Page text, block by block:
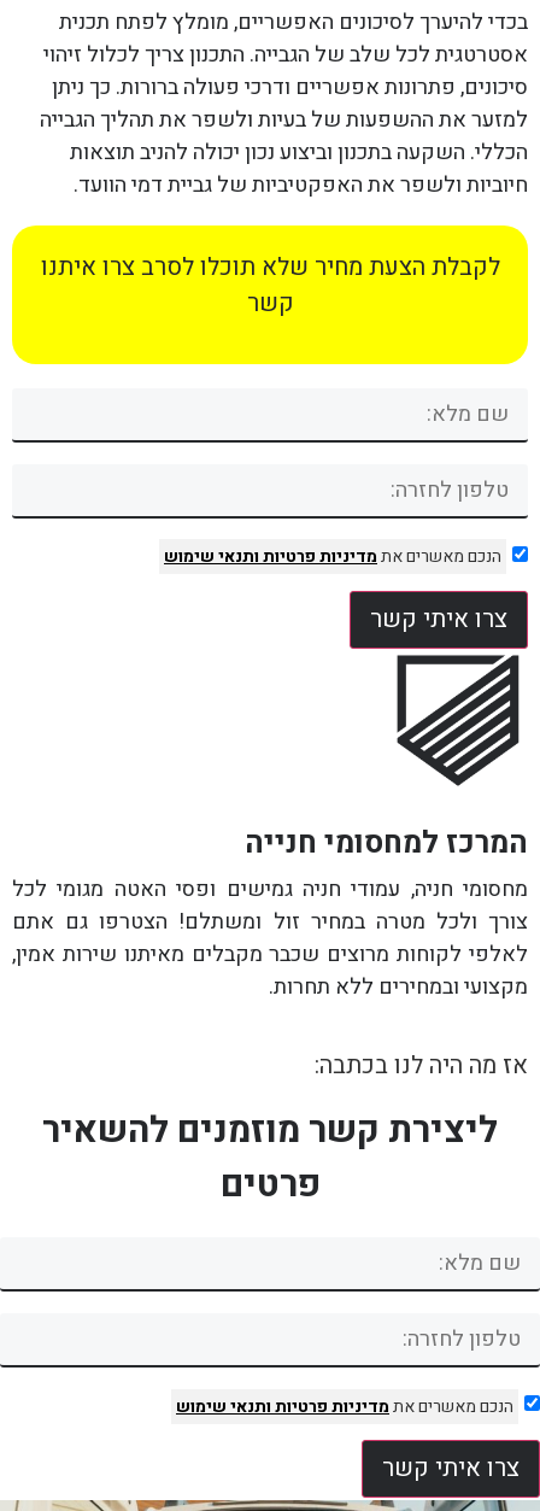
בכדי להיערך לסיכונים האפשריים, מומלץ לפתח תכנית
אסטרטגית לכל שלב של הגבייה. התכנון צריך לכלול זיהוי
סיכונים, פתרונות אפשריים ודרכי פעולה ברורות. כך ניתן
למזער את ההשפעות של בעיות ולשפר את תהליך הגבייה
הכללי. השקעה בתכנון וביצוע נכון יכולה להניב תוצאות
חיוביות ולשפר את האפקטיביות של גביית דמי הוועד.
לקבלת הצעת מחיר שלא תוכלו לסרב צרו איתנו
קשר
הנכם מאשרים אתמדיניות פרטיותותנאי שימוש
צרו איתי קשר
המרכז למחסומי חנייה
מחסומי חניה, עמודי חניה גמישים ופסי האטה מגומי לכל
צורך ולכל מטרה במחיר זול ומשתלם! הצטרפו גם אתם
לאלפי לקוחות מרוצים שכבר מקבלים מאיתנו שירות אמין,
מקצועי ובמחירים ללא תחרות.
אז מה היה לנו בכתבה:
ליצירת קשר מוזמנים להשאיר
פרטים
הנכם מאשרים אתמדיניות פרטיותותנאי שימוש
צרו איתי קשר